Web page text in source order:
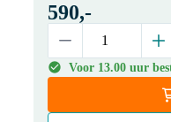
590,-
Voor 13.00 uur